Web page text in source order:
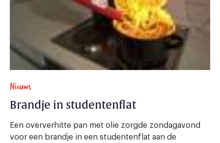
Nieuws
Brandje in studentenflat
Een oververhitte pan met olie zorgde zondagavond
voor een brandje in een studentenflat aan de